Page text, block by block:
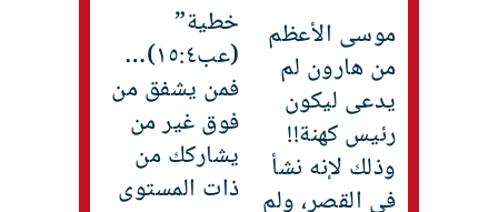
موسى الأعظم
من هارون لم
يدعى ليكون
رئيس كهنة!!
وذلك لإنه نشأ
في القصر، ولم
خطية”
(عب١٥:٤)…
فمن يشفق من
فوق غير من
يشاركك من
ذات المستوى